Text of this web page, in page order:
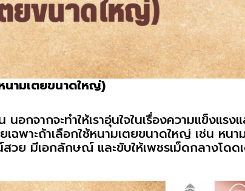
นามเตยขนาดใหญ่)
กจากจะทำให้เราอุ่นใจในเรื่องความแข็งแรง
ฉพาะถ้าเลือกใช้หนามเตยขนาดใหญ่ เช่น หนา
สวย มีเอกลักษณ์ และขับให้เพชรเม็ดกลางโดด